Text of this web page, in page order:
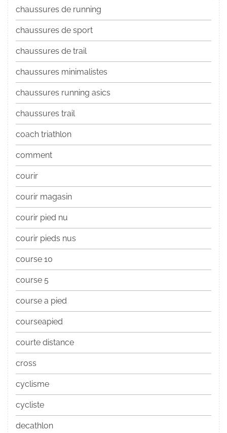
chaussures de running
chaussures de sport
chaussures de trail
chaussures minimalistes
chaussures running asics
chaussures trail
coach triathlon
comment
courir
courir magasin
courir pied nu
courir pieds nus
course 10
course 5
course a pied
courseapied
courte distance
cross
cyclisme
cycliste
decathlon